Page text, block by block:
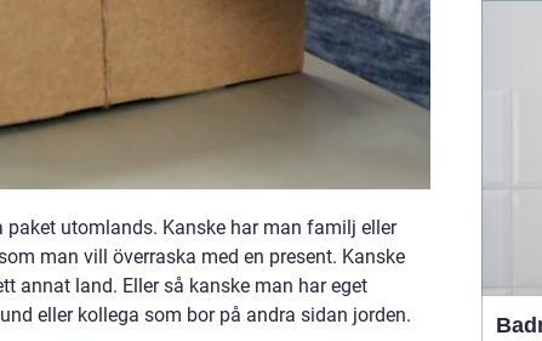
utomlands. Kanske har man familj eller
man vill överraska med en present. Kanske
annat land. Eller så kanske man har eget
eller kollega som bor på andra sidan jorden.
allt
06